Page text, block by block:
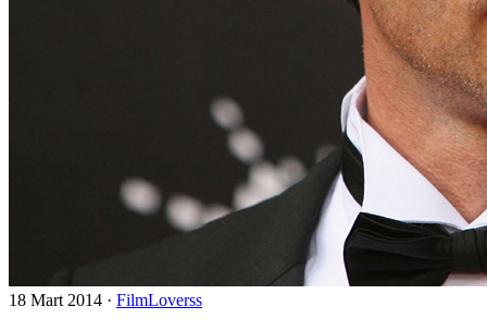
18 Mart 2014 · FilmLoverss